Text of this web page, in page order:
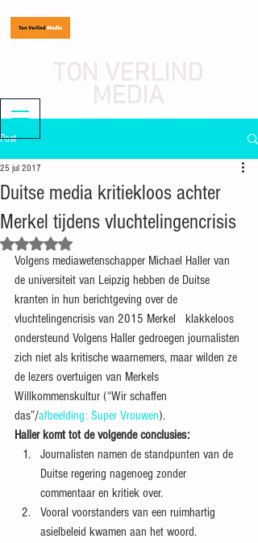
journalist, mediaondernemer
Post
Duitse media kritiekloos achter
Merkel tijdens vluchtelingencrisis
25 jul 2017
Beoordeeld met NaN uit 5 sterren.
Volgens mediawetenschapper Michael Haller van
de universiteit van Leipzig hebben de Duitse
kranten in hun berichtgeving over de
vluchtelingencrisis van 2015 Merkel   klakkeloos
ondersteund Volgens Haller gedroegen journalisten
zich niet als kritische waarnemers, maar wilden ze
de lezers overtuigen van Merkels
Willkommenskultur (“Wir schaffen
das”/afbeelding: Super Vrouwen).
Haller komt tot de volgende conclusies:
Journalisten namen de standpunten van de
Duitse regering nagenoeg zonder
commentaar en kritiek over.
Vooral voorstanders van een ruimhartig
asielbeleid kwamen aan het woord.